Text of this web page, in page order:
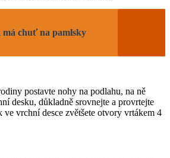
má chuť na pamlsky
postavte nohy na podlahu, na ně
desku, důkladně srovnejte a provrtejte
vrchní desce zvětšete otvory vrtákem 4